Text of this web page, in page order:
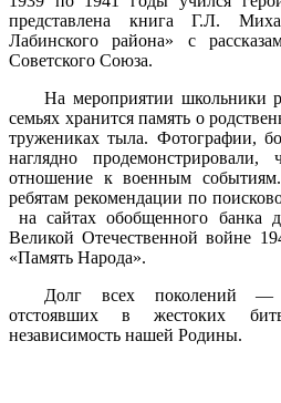
представлена книга Г.Л.
Лабинского района» с
Советского Союза.
На мероприятии школьники
семьях хранится память о
тружениках тыла. Фотографии,
наглядно
отношение к военным
ребятам рекомендации по
на сайтах обобщенного банка
Великой Отечественной войне
«Память Народа».
Долг всех поколений —
отстоявших в жестоких
независимость нашей Родины.